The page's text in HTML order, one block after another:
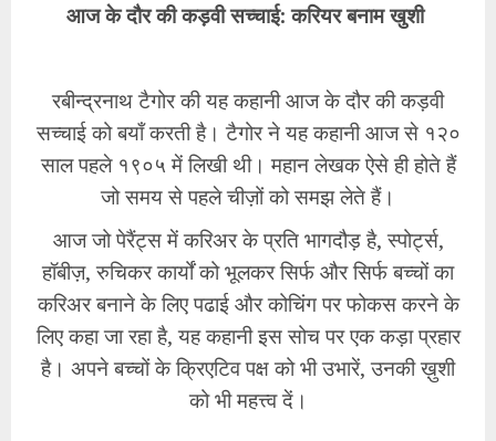
आज के दौर की कड़वी सच्चाई: करियर बनाम खुशी
रबीन्द्रनाथ टैगोर की यह कहानी आज के दौर की कड़वी
सच्चाई को बयाँ करती है। टैगोर ने यह कहानी आज से १२०
साल पहले १९०५ में लिखी थी। महान लेखक ऐसे ही होते हैं
जो समय से पहले चीज़ों को समझ लेते हैं।
आज जो पेरैंट्स में करिअर के प्रति भागदौड़ है, स्पोर्ट्स,
हॉबीज़, रुचिकर कार्यों को भूलकर सिर्फ और सिर्फ बच्चों का
करिअर बनाने के लिए पढाई और कोचिंग पर फोकस करने के
लिए कहा जा रहा है, यह कहानी इस सोच पर एक कड़ा प्रहार
है। अपने बच्चों के क्रिएटिव पक्ष को भी उभारें, उनकी ख़ुशी
को भी महत्त्व दें।